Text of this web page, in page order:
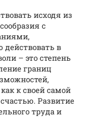
исходя из
с
действовать в
– это степень
границ
к своей самой
Развитие
труда и